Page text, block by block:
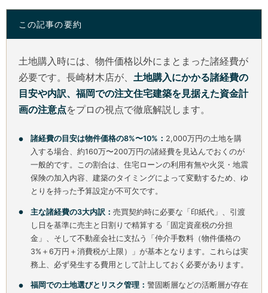
この記事の要約
土地購入時には、物件価格以外にまとまった諸経費が
必要です。長崎材木店が、 土地購入にかかる諸経費の
目安や内訳、福岡での注文住宅建築を見据えた資金計
画の注意点をプロの視点で徹底解説します。
諸経費の目安は物件価格の8%〜10%： 2,000万円の土地を購
入する場合、約160万〜200万円の諸経費を見込んでおくのが
一般的です。この割合は、住宅ローンの利用有無や火災・地震
保険の加入内容、建築のタイミングによって変動するため、ゆ
とりを持った予算設定が不可欠です。
主な諸経費の3大内訳：売買契約時に必要な「印紙代」、引渡
し日を基準に売主と日割りで精算する「固定資産税の分担
金」、そして不動産会社に支払う「仲介手数料（物件価格の
3%＋6万円＋消費税が上限）」が基本となります。これらは実
務上、必ず発生する費用として計上しておく必要があります。
福岡での土地選びとリスク管理：警固断層などの活断層が存在